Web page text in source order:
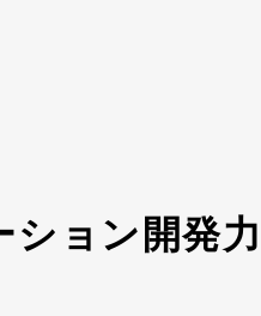
ョン開発力